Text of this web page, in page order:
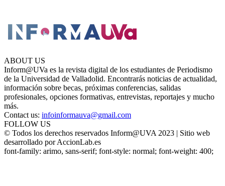
ABOUT US
Inform@UVa es la revista digital de los estudiantes de Periodismo
de la Universidad de Valladolid. Encontrarás noticias de actualidad,
información sobre becas, próximas conferencias, salidas
profesionales, opciones formativas, entrevistas, reportajes y mucho
más.
Contact us: infoinformauva@gmail.com
FOLLOW US
© Todos los derechos reservados Inform@UVA 2023 | Sitio web
desarrollado por AccionLab.es
font-family: arimo, sans-serif; font-style: normal; font-weight: 400;